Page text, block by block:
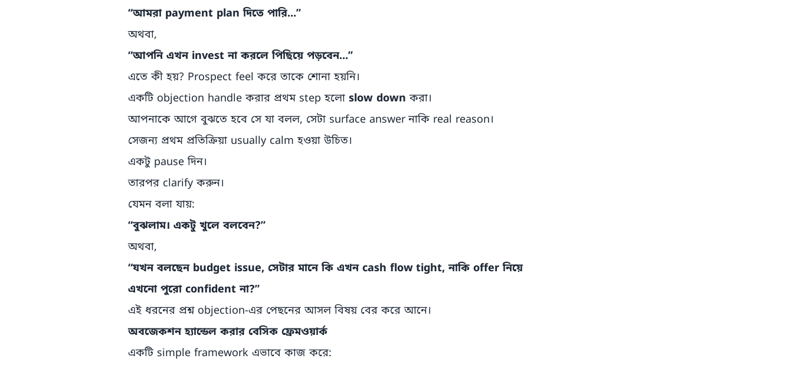
“আমরা payment plan দিতে পারি…”
অথবা,
“আপনি এখন invest না করলে পিছিয়ে পড়বেন…”
এতে কী হয়? Prospect feel করে তাকে শোনা হয়নি।
একটি objection handle করার প্রথম step হলো slow down করা।
আপনাকে আগে বুঝতে হবে সে যা বলল, সেটা surface answer নাকি real reason।
সেজন্য প্রথম প্রতিক্রিয়া usually calm হওয়া উচিত।
একটু pause দিন।
তারপর clarify করুন।
যেমন বলা যায়:
“বুঝলাম। একটু খুলে বলবেন?”
অথবা,
“যখন বলছেন budget issue, সেটার মানে কি এখন cash flow tight, নাকি offer নিয়ে
এখনো পুরো confident না?”
এই ধরনের প্রশ্ন objection-এর পেছনের আসল বিষয় বের করে আনে।
অবজেকশন হ্যান্ডেল করার বেসিক ফ্রেমওয়ার্ক
একটি simple framework এভাবে কাজ করে: